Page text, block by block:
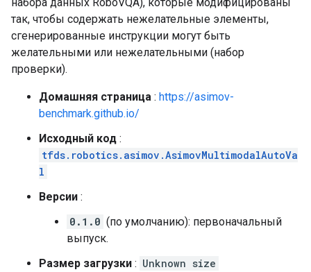
так, чтобы содержать нежелательные элементы,
сгенерированные инструкции могут быть
желательными или нежелательными (набор
проверки).
Домашняя страница : https://asimov-
benchmark.github.io/
Исходный код :
tfds.robotics.asimov.AsimovMultimodalAutoVa
l
Версии :
0.1.0 (по умолчанию): первоначальный
выпуск.
Размер загрузки : Unknown size